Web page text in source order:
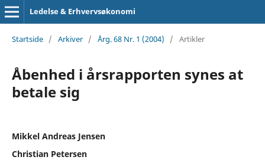
Ledelse & Erhvervsøkonomi
Startside / Arkiver / Årg. 68 Nr. 1 (2004) / Artikler
Åbenhed i årsrapporten synes at
betale sig
Mikkel Andreas Jensen
Christian Petersen